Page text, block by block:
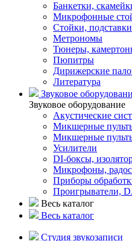
Банкетки,
Микрофонные
Стойки, подставки
Метрономы
Тюнеры,
Пюпитры
Дирижерские
Литература
Звуковое
Звуковое оборудование
Акустические
Микшерные
Микшерные
Усилители
DI-боксы,
Микрофоны,
Приборы
Проигрыватели,
Весь каталог
Весь каталог
Студия звукозаписи